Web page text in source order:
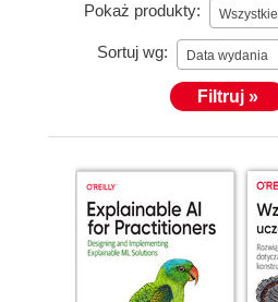
Pokaż produkty: Wszystkie
Sortuj wg: Data wydania
Filtruj »